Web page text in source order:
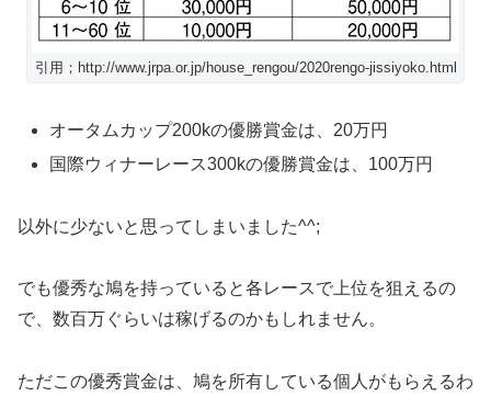
引用；http://www.jrpa.or.jp/house_rengou/2020rengo-jissiyoko.html
オータムカップ200kの優勝賞金は、20万円
国際ウィナーレース300kの優勝賞金は、100万円
以外に少ないと思ってしまいました^^;
でも優秀な鳩を持っていると各レースで上位を狙えるの
で、数百万ぐらいは稼げるのかもしれません。
ただこの優秀賞金は、鳩を所有している個人がもらえるわ